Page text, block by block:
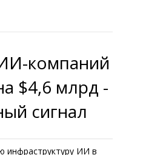
компаний
$4,6 млрд -
сигнал
инфраструктуру ИИ в